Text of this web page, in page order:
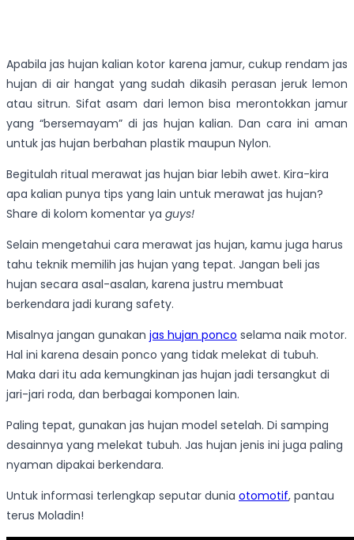
Apabila jas hujan kalian kotor karena jamur, cukup rendam jas
hujan di air hangat yang sudah dikasih perasan jeruk lemon
atau sitrun. Sifat asam dari lemon bisa merontokkan jamur
yang “bersemayam” di jas hujan kalian. Dan cara ini aman
untuk jas hujan berbahan plastik maupun Nylon.
Begitulah ritual merawat jas hujan biar lebih awet. Kira-kira
apa kalian punya tips yang lain untuk merawat jas hujan?
Share di kolom komentar ya guys!
Selain mengetahui cara merawat jas hujan, kamu juga harus
tahu teknik memilih jas hujan yang tepat. Jangan beli jas
hujan secara asal-asalan, karena justru membuat
berkendara jadi kurang safety.
Misalnya jangan gunakan jas hujan ponco selama naik motor.
Hal ini karena desain ponco yang tidak melekat di tubuh.
Maka dari itu ada kemungkinan jas hujan jadi tersangkut di
jari-jari roda, dan berbagai komponen lain.
Paling tepat, gunakan jas hujan model setelah. Di samping
desainnya yang melekat tubuh. Jas hujan jenis ini juga paling
nyaman dipakai berkendara.
Untuk informasi terlengkap seputar dunia otomotif, pantau
terus Moladin!